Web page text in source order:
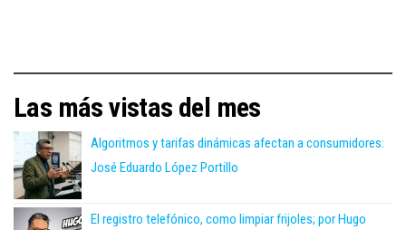
Las más vistas del mes
Algoritmos y tarifas dinámicas afectan a consumidores:
José Eduardo López Portillo
El registro telefónico, como limpiar frijoles; por Hugo